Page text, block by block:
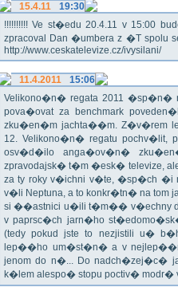
15.4.11
19:30
!!!!!!!!!! Ve st�edu 20.4.11 v 15:00
zpracoval Dan �umbera z �T spolu
http://www.ceskatelevize.cz/ivysilani/
11.4.2011
15:06
Velikono�n� regata 2011 �sp�n�
pova�ovat za benchmark
zku�en�m jachta��m. Z�v�rem
12. Velikono�n� regatu
osv�d�ilo anga�ov�n�
zpravodajsk� t�m �esk� televize,
za ty roky v�ichni v�te, �sp�ch
v�li Neptuna, a to konkr�tn� na tom
si ��astnici u�ili t�m�� v�echny
v paprsc�ch jarn�ho
(tedy pokud jste to nezjistili u�
lep��ho um�st�n� a v
jenom do n�... Do nadch�zej�c�
k�lem alespo� stopu poctiv�